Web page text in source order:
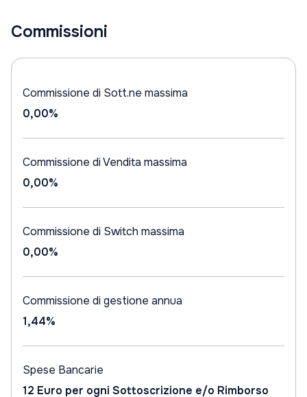
Commissioni
Commissione di Sott.ne massima
0,00%
Commissione di Vendita massima
0,00%
Commissione di Switch massima
0,00%
Commissione di gestione annua
1,44%
Spese Bancarie
12 Euro per ogni Sottoscrizione e/o Rimborso